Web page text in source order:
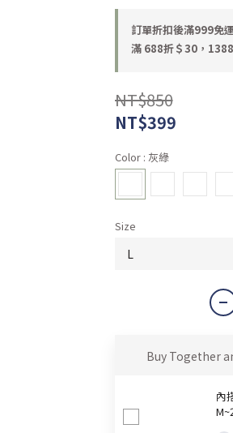
訂單折扣後滿999免
滿 688折＄30，
NT$850
NT$399
Color : 灰綠
Size
Buy Together
內